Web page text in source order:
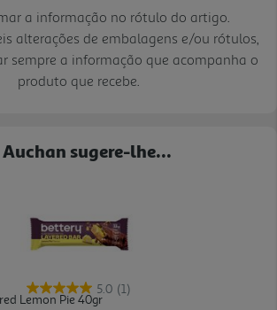
a informação no rótulo do artigo.
alterações de embalagens e/ou rótulos,
sempre a informação que acompanha o
produto que recebe.
Auchan sugere-lhe...
5.0 (1)
Lemon Pie 40gr